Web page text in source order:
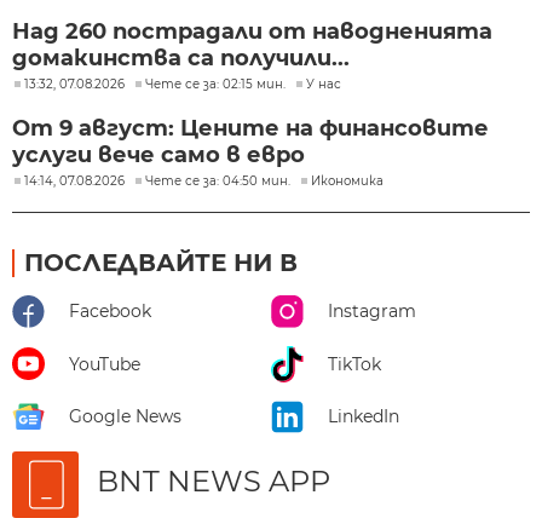
Над 260 пострадали от наводненията
домакинства са получили...
13:32, 07.08.2026 Чете се за: 02:15 мин. У нас
От 9 август: Цените на финансовите
услуги вече само в евро
14:14, 07.08.2026 Чете се за: 04:50 мин. Икономика
ПОСЛЕДВАЙТЕ НИ В
Facebook Instagram
YouTube TikTok
Google News LinkedIn
BNT NEWS APP